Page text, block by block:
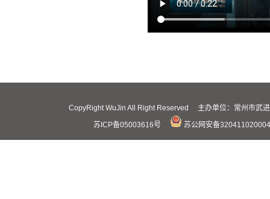
CopyRight WuJin All Right Reserved 主办单位：常州市
苏ICP备05003616号
苏公网安备